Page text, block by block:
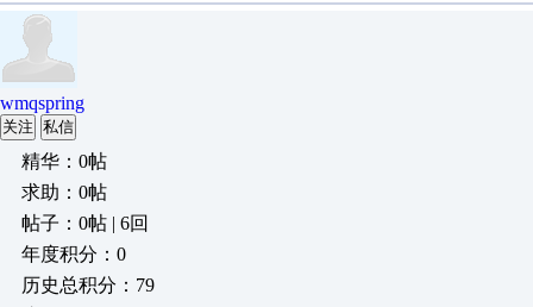
wmqspring
关注 私信
精华：0帖
求助：0帖
帖子：0帖 | 6回
年度积分：0
历史总积分：79